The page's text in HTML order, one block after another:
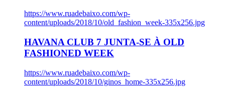
https://www.ruadebaixo.com/wp-
content/uploads/2018/10/old_fashion_week-335x256.jpg
HAVANA CLUB 7 JUNTA-SE À OLD
FASHIONED WEEK
https://www.ruadebaixo.com/wp-
content/uploads/2018/10/ginos_home-335x256.jpg